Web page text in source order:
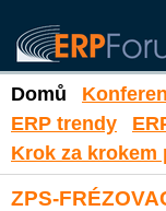
Domů
ERP trendy
Krok za krokem
ZPS-